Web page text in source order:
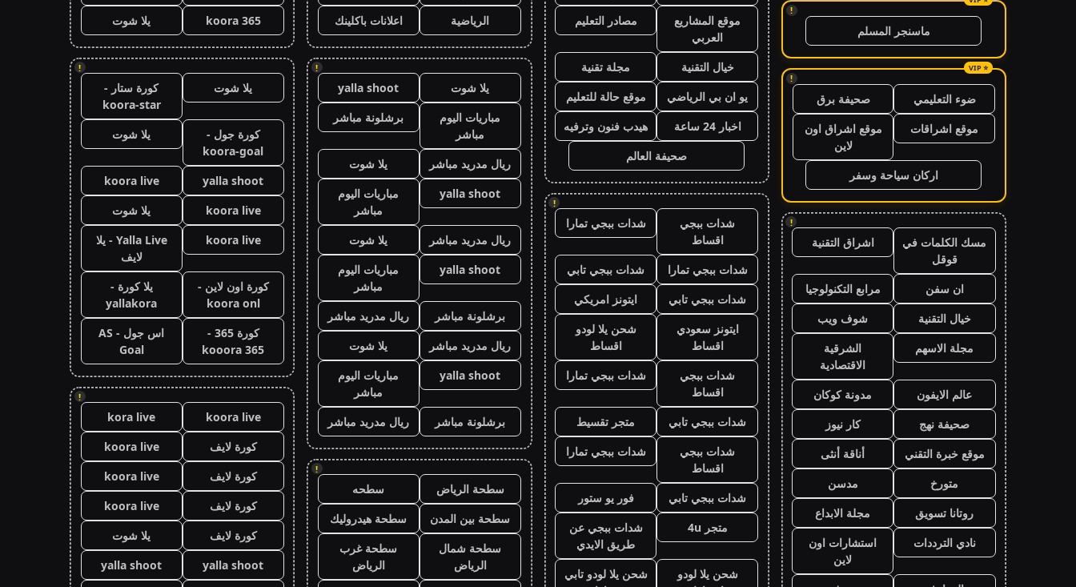
!
ماسنجر المسلم
!
ضوء التعليمي
صحيفة برق
موقع اشراقات
موقع اشراق اون
لاين
اركان سياحة وسفر
!
مسك الكلمات في
قوقل
اشراق التقنية
ان سفن
مرابع التكنولوجيا
خيال التقنية
شوف ويب
مجلة الاسهم
الشرقية
الاقتصادية
عالم الايفون
مدونة كوكان
صحيفة نهج
كار نيوز
موقع خبرة التقني
أناقة أنثى
متورخ
مدسن
روتانا تسويق
مجلة الابداع
نادي الترددات
استشارات اون
لاين
موقع المشاريع
العربي
مصادر التعليم
خيال التقنية
مجلة تقنية
يو ان بي الرياضي
موقع حالة للتعليم
اخبار 24 ساعة
هيدب فنون وترفيه
صحيفة العالم
!
شدات ببجي
اقساط
شدات ببجي تمارا
شدات ببجي تمارا
شدات ببجي تابي
شدات ببجي تابي
ايتونز امريكي
ايتونز سعودي
اقساط
شحن يلا لودو
اقساط
شدات ببجي
اقساط
شدات ببجي تمارا
شدات ببجي تابي
متجر تقسيط
شدات ببجي
اقساط
شدات ببجي تمارا
شدات ببجي تابي
فور يو ستور
متجر 4u
شدات ببجي عن
طريق الايدي
شحن يلا لودو
شحن يلا لودو تابي
الرياضية
اعلانات باكلينك
!
يلا شوت
yalla shoot
مباريات اليوم
مباشر
برشلونة مباشر
ريال مدريد مباشر
يلا شوت
yalla shoot
مباريات اليوم
مباشر
ريال مدريد مباشر
يلا شوت
yalla shoot
مباريات اليوم
مباشر
برشلونة مباشر
ريال مدريد مباشر
ريال مدريد مباشر
يلا شوت
yalla shoot
مباريات اليوم
مباشر
برشلونة مباشر
ريال مدريد مباشر
!
سطحة الرياض
سطحه
سطحة بين المدن
سطحة هيدروليك
سطحة شمال
الرياض
سطحة غرب
الرياض
koora 365
يلا شوت
!
يلا شوت
كورة ستار -
koora-star
كورة جول -
koora-goal
يلا شوت
yalla shoot
koora live
koora live
يلا شوت
koora live
Yalla Live - يلا
لايف
كورة اون لاين -
koora onl
يلا كورة -
yallakora
كورة 365 -
kooora 365
اس جول - AS
Goal
!
koora live
kora live
كورة لايف
koora live
كورة لايف
koora live
كورة لايف
koora live
كورة لايف
يلا شوت
yalla shoot
yalla shoot